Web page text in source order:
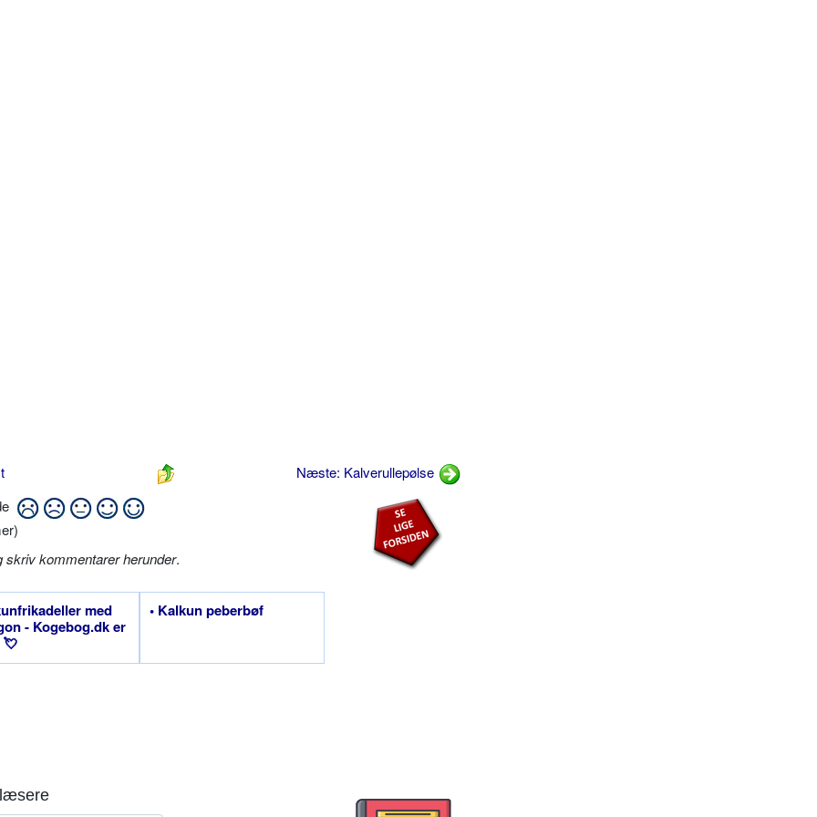
Næste: Kalverullepølse
skriv kommentarer herunder.
med
- Kogebog.dk er
• Kalkun peberbøf